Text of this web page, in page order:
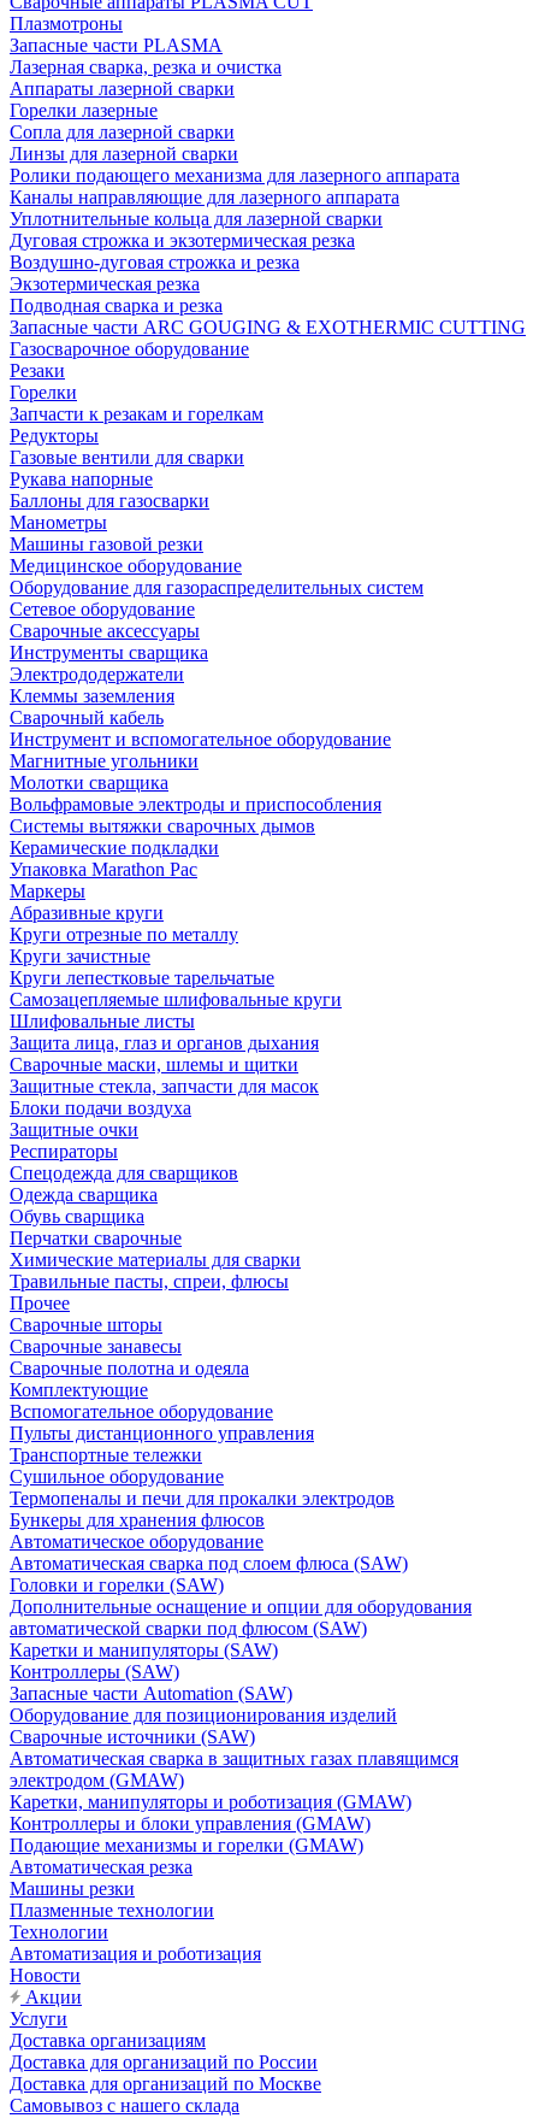
Плазмотроны
Запасные части PLASMA
Лазерная сварка, резка и очистка
Аппараты лазерной сварки
Горелки лазерные
Сопла для лазерной сварки
Линзы для лазерной сварки
Ролики подающего механизма для лазерного аппарата
Каналы направляющие для лазерного аппарата
Уплотнительные кольца для лазерной сварки
Дуговая строжка и экзотермическая резка
Воздушно-дуговая строжка и резка
Экзотермическая резка
Подводная сварка и резка
Запасные части ARC GOUGING & EXOTHERMIC CUTTING
Газосварочное оборудование
Резаки
Горелки
Запчасти к резакам и горелкам
Редукторы
Газовые вентили для сварки
Рукава напорные
Баллоны для газосварки
Манометры
Машины газовой резки
Медицинское оборудование
Оборудование для газораспределительных систем
Сетевое оборудование
Сварочные аксессуары
Инструменты сварщика
Электрододержатели
Клеммы заземления
Сварочный кабель
Инструмент и вспомогательное оборудование
Магнитные угольники
Молотки сварщика
Вольфрамовые электроды и приспособления
Системы вытяжки сварочных дымов
Керамические подкладки
Упаковка Marathon Pac
Маркеры
Абразивные круги
Круги отрезные по металлу
Круги зачистные
Круги лепестковые тарельчатые
Самозацепляемые шлифовальные круги
Шлифовальные листы
Защита лица, глаз и органов дыхания
Сварочные маски, шлемы и щитки
Защитные стекла, запчасти для масок
Блоки подачи воздуха
Защитные очки
Респираторы
Спецодежда для сварщиков
Одежда сварщика
Обувь сварщика
Перчатки сварочные
Химические материалы для сварки
Травильные пасты, спреи, флюсы
Прочее
Сварочные шторы
Сварочные занавесы
Сварочные полотна и одеяла
Комплектующие
Вспомогательное оборудование
Пульты дистанционного управления
Транспортные тележки
Сушильное оборудование
Термопеналы и печи для прокалки электродов
Бункеры для хранения флюсов
Автоматическое оборудование
Автоматическая сварка под слоем флюса (SAW)
Головки и горелки (SAW)
Дополнительные оснащение и опции для оборудования
автоматической сварки под флюсом (SAW)
Каретки и манипуляторы (SAW)
Контроллеры (SAW)
Запасные части Automation (SAW)
Оборудование для позиционирования изделий
Сварочные источники (SAW)
Автоматическая сварка в защитных газах плавящимся
электродом (GMAW)
Каретки, манипуляторы и роботизация (GMAW)
Контроллеры и блоки управления (GMAW)
Подающие механизмы и горелки (GMAW)
Автоматическая резка
Машины резки
Плазменные технологии
Технологии
Автоматизация и роботизация
Новости
Акции
Услуги
Доставка организациям
Доставка для организаций по России
Доставка для организаций по Москве
Самовывоз с нашего склада